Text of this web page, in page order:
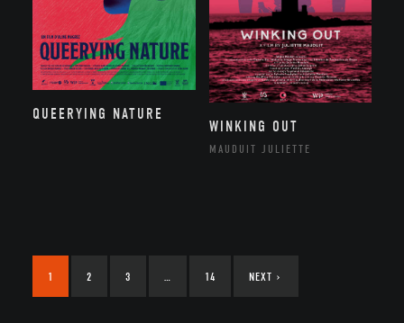
QUEERYING NATURE
WINKING OUT
MAUDUIT JULIETTE
1 2 3 … 14 NEXT ›